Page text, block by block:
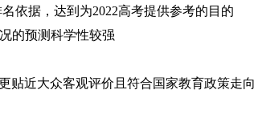
依据，达到为2022高考提供参考的目的
的预测科学性较强
贴近大众客观评价且符合国家教育政策走向